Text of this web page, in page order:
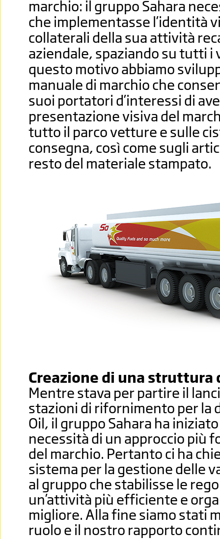
marchio: il gruppo Sahara
che implementasse l’identità
collaterali della sua attività
aziendale, spaziando su tutti i
questo motivo abbiamo
manuale di marchio che
suoi portatori d’interessi di
presentazione visiva del
tutto il parco vetture e sulle
consegna, così come sugli
resto del materiale stampato.
Creazione di una struttura
Mentre stava per partire il
stazioni di rifornimento per la
Oil, il gruppo Sahara ha
necessità di un approccio più
del marchio. Pertanto ci ha
sistema per la gestione delle
al gruppo che stabilisse le
un’attività più efficiente e
migliore. Alla fine siamo stati
ruolo e il nostro rapporto